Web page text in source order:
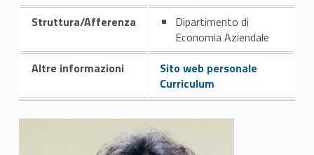
Struttura/Afferenza
Dipartimento di
Economia Aziendale
Altre informazioni
Sito web personale
Curriculum